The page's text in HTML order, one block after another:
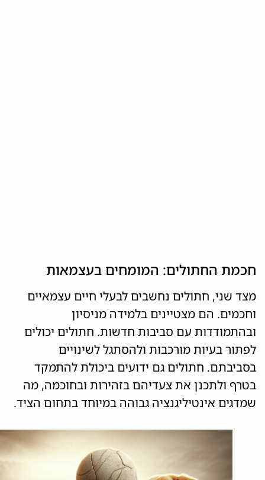
חכמת החתולים: המומחים בעצמאות
מצד שני, חתולים נחשבים לבעלי חיים עצמאיים
וחכמים. הם מצטיינים בלמידה מניסיון
ובהתמודדות עם סביבות חדשות. חתולים יכולים
לפתור בעיות מורכבות ולהסתגל לשינויים
בסביבתם. חתולים גם ידועים ביכולת להתמקד
בטרף ולתכנן את צעדיהם בזהירות ובחוכמה, מה
שמדגים אינטיליגנציה גבוהה במיוחד בתחום הציד.